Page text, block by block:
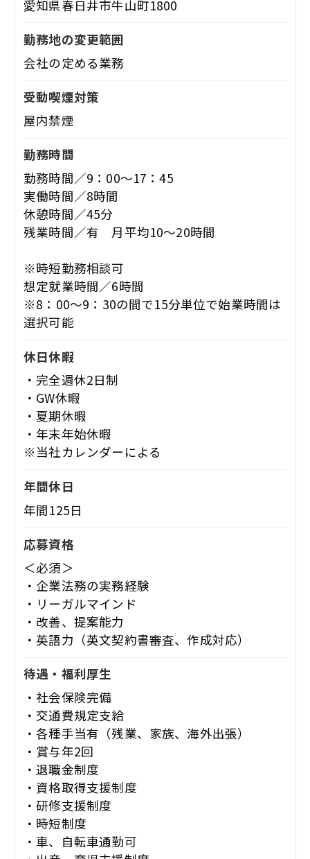
愛知県春日井市牛山町1800
勤務地の変更範囲
会社の定める業務
受動喫煙対策
屋内禁煙
勤務時間
勤務時間／9：00～17：45
実働時間／8時間
休憩時間／45分
残業時間／有 月平均10～20時間
※時短勤務相談可
想定就業時間／6時間
※8：00～9：30の間で15分単位で始業時間は
選択可能
休日休暇
・完全週休2日制
・GW休暇
・夏期休暇
・年末年始休暇
※当社カレンダーによる
年間休日
年間125日
応募資格
＜必須＞
・企業法務の実務経験
・リーガルマインド
・改善、提案能力
・英語力（英文契約書審査、作成対応）
待遇・福利厚生
・社会保険完備
・交通費規定支給
・各種手当有（残業、家族、海外出張）
・賞与年2回
・退職金制度
・資格取得支援制度
・研修支援制度
・時短制度
・車、自転車通勤可